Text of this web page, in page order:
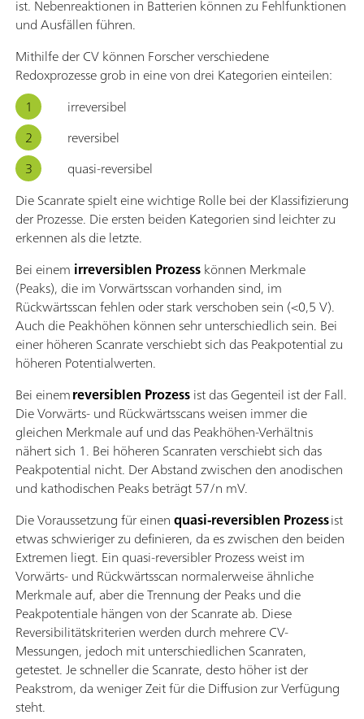
ist. Nebenreaktionen in Batterien können zu Fehlfunktionen
und Ausfällen führen.
Mithilfe der CV können Forscher verschiedene
Redoxprozesse grob in eine von drei Kategorien einteilen:
irreversibel
reversibel
quasi-reversibel
Die Scanrate spielt eine wichtige Rolle bei der Klassifizierung
der Prozesse. Die ersten beiden Kategorien sind leichter zu
erkennen als die letzte.
Bei einem irreversiblen Prozesskönnen Merkmale
(Peaks), die im Vorwärtsscan vorhanden sind, im
Rückwärtsscan fehlen oder stark verschoben sein (<0,5 V).
Auch die Peakhöhen können sehr unterschiedlich sein. Bei
einer höheren Scanrate verschiebt sich das Peakpotential zu
höheren Potentialwerten.
Bei einemreversiblen Prozessist das Gegenteil ist der Fall.
Die Vorwärts- und Rückwärtsscans weisen immer die
gleichen Merkmale auf und das Peakhöhen-Verhältnis
nähert sich 1. Bei höheren Scanraten verschiebt sich das
Peakpotential nicht. Der Abstand zwischen den anodischen
und kathodischen Peaks beträgt 57/n mV.
Die Voraussetzung für einenquasi-reversiblen Prozessist
etwas schwieriger zu definieren, da es zwischen den beiden
Extremen liegt. Ein quasi-reversibler Prozess weist im
Vorwärts- und Rückwärtsscan normalerweise ähnliche
Merkmale auf, aber die Trennung der Peaks und die
Peakpotentiale hängen von der Scanrate ab. Diese
Reversibilitätskriterien werden durch mehrere CV-
Messungen, jedoch mit unterschiedlichen Scanraten,
getestet. Je schneller die Scanrate, desto höher ist der
Peakstrom, da weniger Zeit für die Diffusion zur Verfügung
steht.